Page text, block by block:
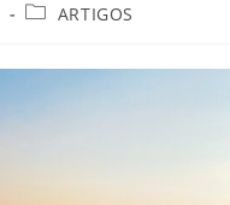
ARTIGOS